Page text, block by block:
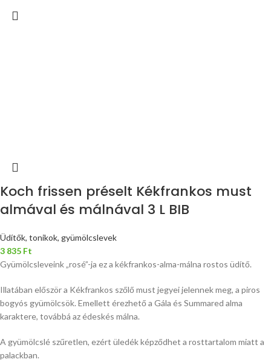
Koch frissen préselt Kékfrankos must
almával és málnával 3 L BIB
Üdítők, tonikok, gyümölcslevek
3 835 Ft
Gyümölcsleveink „rosé”-ja ez a kékfrankos-alma-málna rostos üdítő.
Illatában először a Kékfrankos szőlő must jegyei jelennek meg, a piros
bogyós gyümölcsök. Emellett érezhető a Gála és Summared alma
karaktere, továbbá az édeskés málna.
A gyümölcslé szűretlen, ezért üledék képződhet a rosttartalom miatt a
palackban.